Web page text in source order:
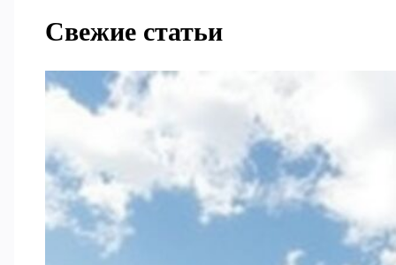
Свежие статьи